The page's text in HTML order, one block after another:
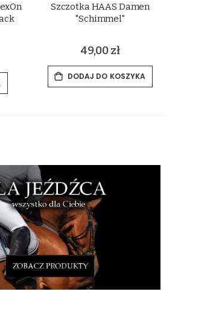
Szczotka HAAS Damen
"Schimmel"
49,00 zł
DODAJ DO KOSZYKA